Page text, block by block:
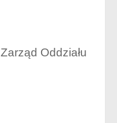
Zarząd Oddziału